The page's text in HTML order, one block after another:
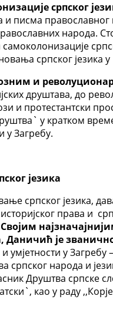
српског
и писма
народа.
српског језика у
и
друштава, до
и протестантски
у кратком
у Загребу.
језика
српског језика,
права и
Својим
Даничић је
умјетности у
српског народа и
Друштва српске
као у раду